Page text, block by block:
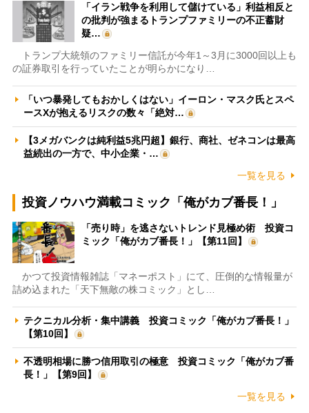
「イラン戦争を利用して儲けている」利益相反と
の批判が強まるトランプファミリーの不正蓄財
疑…
トランプ大統領のファミリー信託が今年1～3月に3000回以上も
の証券取引を行っていたことが明らかになり…
「いつ暴発してもおかしくはない」イーロン・マスク氏とスペ
ースXが抱えるリスクの数々「絶対…
【3メガバンクは純利益5兆円超】銀行、商社、ゼネコンは最高
益続出の一方で、中小企業・…
一覧を見る
投資ノウハウ満載コミック「俺がカブ番長！」
「売り時」を逃さないトレンド見極め術 投資コ
ミック「俺がカブ番長！」【第11回】
かつて投資情報雑誌「マネーポスト」にて、圧倒的な情報量が
詰め込まれた「天下無敵の株コミック」とし…
テクニカル分析・集中講義 投資コミック「俺がカブ番長！」
【第10回】
不透明相場に勝つ信用取引の極意 投資コミック「俺がカブ番
長！」【第9回】
一覧を見る